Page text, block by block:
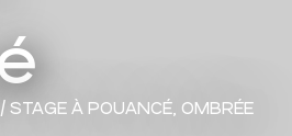
STAGE À POUANCÉ, OMBRÉE